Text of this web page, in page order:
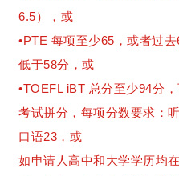
6.5），或
•PTE 每项至少65，或者过
低于58分，或
•TOEFL iBT 总分至少94分
考试拼分，每项分数要求：
口语23，或
如申请人高中和大学学历均